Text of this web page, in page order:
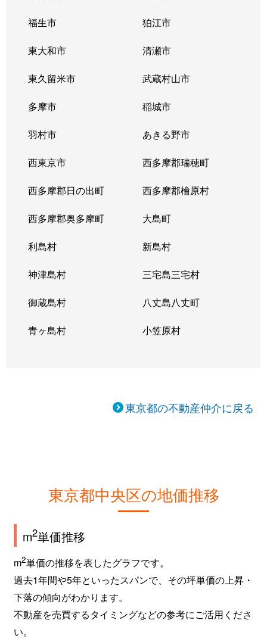
福生市 狛江市
東大和市 清瀬市
東久留米市 武蔵村山市
多摩市 稲城市
羽村市 あきる野市
西東京市 西多摩郡瑞穂町
西多摩郡日の出町 西多摩郡檜原村
西多摩郡奥多摩町 大島町
利島村 新島村
神津島村 三宅島三宅村
御蔵島村 八丈島八丈町
青ヶ島村 小笠原村
東京都の不動産仲介に戻る
東京都中央区の地価推移
m2単価推移
m2単価の推移を表したグラフです。
過去1年間や5年といったスパンで、その坪単価の上昇・
下落の傾向がわかります。
不動産を売買するタイミングなどの参考にご活用くださ
い。